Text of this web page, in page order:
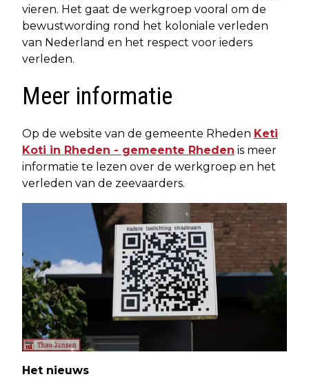
vieren. Het gaat de werkgroep vooral om de
bewustwording rond het koloniale verleden
van Nederland en het respect voor ieders
verleden.
Meer informatie
Op de website van de gemeente Rheden Keti
Koti in Rheden - gemeente Rheden is meer
informatie te lezen over de werkgroep en het
verleden van de zeevaarders.
Het nieuws